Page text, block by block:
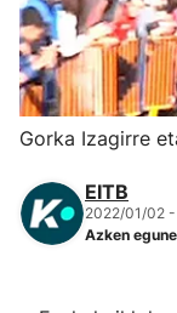
Herri-kirolak
Eskubaloia
Atletismoa
Mendi-
Gorka Izagirre
EITB
2022/01/02
Azken